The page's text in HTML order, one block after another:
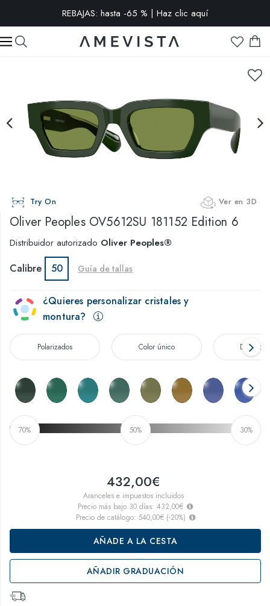
REBAJAS: hasta -65 % | Haz clic aquí
-10% extra en todas las gafas con cristales graduados | Código:
VISION10
Try On Ver en 3D
Oliver PeoplesOV5612SU 181152 Edition 6
Distribuidor autorizado Oliver Peoples®
Calibre 50 Guía de tallas
¿Quieres personalizar cristales y
montura?
Polarizados Color único
70% 50% 30%
432,00€
Aranceles e impuestos incluidos
Precio más bajo 30 días: 432,00€
Precio de catálogo: 540,00€(-20%)
AÑADE A LA CESTA
AÑADIR GRADUACIÓN